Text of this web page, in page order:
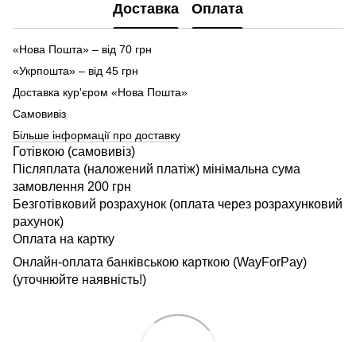
Доставка Оплата
«Нова Пошта» – від 70 грн
«Укрпошта» – від 45 грн
Доставка кур'єром «Нова Пошта»
Самовивіз
Більше інформації про доставку
Готівкою (самовивіз)
Післяплата (наложений платіж) мінімальна сума
замовлення 200 грн
Безготівковий розрахунок (оплата через розрахунковий
рахунок)
Оплата на картку
Онлайн-оплата банківською карткою (WayForPay)
(уточнюйте наявність!)